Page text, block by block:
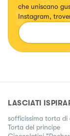
che uniscano
Instagram,
LASCIATI
sofficissima torta di
Torta del principe